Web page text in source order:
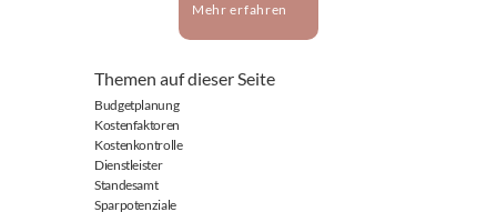
Mehr erfahren
Themen auf dieser Seite
Budgetplanung
Kostenfaktoren
Kostenkontrolle
Dienstleister
Standesamt
Sparpotenziale